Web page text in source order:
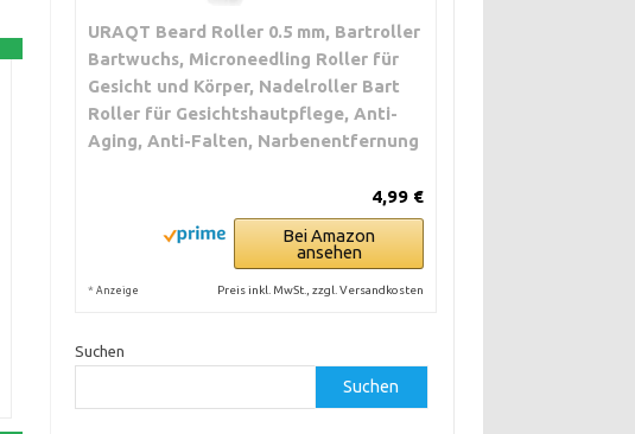
URAQT Beard Roller 0.5 mm, Bartroller
Bartwuchs, Microneedling Roller für
Gesicht und Körper, Nadelroller Bart
Roller für Gesichtshautpflege, Anti-
Aging, Anti-Falten, Narbenentfernung
4,99 €
Bei Amazon
ansehen
* Anzeige Preis inkl. MwSt., zzgl. Versandkosten
Suchen
Suchen